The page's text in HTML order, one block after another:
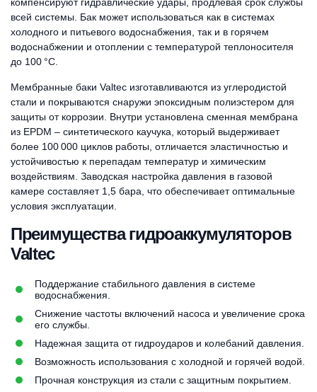
всей системы. Бак может использоваться как в системах
холодного и питьевого водоснабжения, так и в горячем
водоснабжении и отоплении с температурой теплоносителя
до 100 °С.
Мембранные баки Valtec изготавливаются из углеродистой
стали и покрываются снаружи эпоксидным полиэстером для
защиты от коррозии. Внутри установлена сменная мембрана
из EPDM – синтетического каучука, который выдерживает
более 100 000 циклов работы, отличается эластичностью и
устойчивостью к перепадам температур и химическим
воздействиям. Заводская настройка давления в газовой
камере составляет 1,5 бара, что обеспечивает оптимальные
условия эксплуатации.
Преимущества гидроаккумуляторов
Valtec
Поддержание стабильного давления в системе
водоснабжения.
Снижение частоты включений насоса и увеличение срока
его службы.
Надежная защита от гидроударов и колебаний давления.
Возможность использования с холодной и горячей водой.
Прочная конструкция из стали с защитным покрытием.